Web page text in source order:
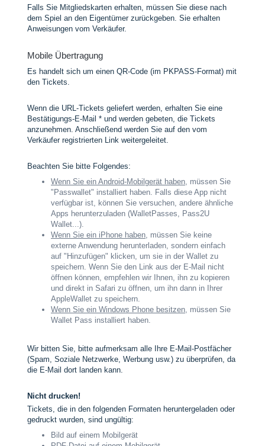
Falls Sie Mitgliedskarten erhalten, müssen Sie diese nach
dem Spiel an den Eigentümer zurückgeben. Sie erhalten
Anweisungen vom Verkäufer.
Mobile Übertragung
Es handelt sich um einen QR-Code (im PKPASS-Format) mit
den Tickets.
Wenn die URL-Tickets geliefert werden, erhalten Sie eine
Bestätigungs-E-Mail * und werden gebeten, die Tickets
anzunehmen. Anschließend werden Sie auf den vom
Verkäufer registrierten Link weitergeleitet.
Beachten Sie bitte Folgendes:
Wenn Sie ein Android-Mobilgerät haben, müssen Sie
"Passwallet" installiert haben. Falls diese App nicht
verfügbar ist, können Sie versuchen, andere ähnliche
Apps herunterzuladen (WalletPasses, Pass2U
Wallet...).
Wenn Sie ein iPhone haben, müssen Sie keine
externe Anwendung herunterladen, sondern einfach
auf "Hinzufügen" klicken, um sie in der Wallet zu
speichern. Wenn Sie den Link aus der E-Mail nicht
öffnen können, empfehlen wir Ihnen, ihn zu kopieren
und direkt in Safari zu öffnen, um ihn dann in Ihrer
AppleWallet zu speichern.
Wenn Sie ein Windows Phone besitzen, müssen Sie
Wallet Pass installiert haben.
Wir bitten Sie, bitte aufmerksam alle Ihre E-Mail-Postfächer
(Spam, Soziale Netzwerke, Werbung usw.) zu überprüfen, da
die E-Mail dort landen kann.
Nicht drucken!
Tickets, die in den folgenden Formaten heruntergeladen oder
gedruckt wurden, sind ungültig:
Bild auf einem Mobilgerät